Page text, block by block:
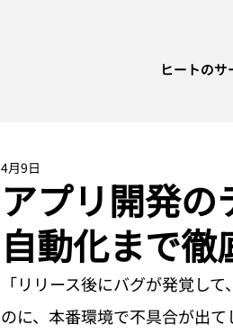
ヒートのサ
アプリ開発の
自動化まで徹
4月9日
「リリース後にバグが発覚し
のに、本番環境で不具合が出